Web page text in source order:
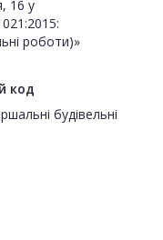
16 у
роботи)»
код
будівельні